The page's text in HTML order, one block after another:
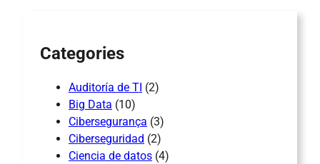
Categories
Auditoría de TI (2)
Big Data (10)
Cibersegurança (3)
Ciberseguridad (2)
Ciencia de datos (4)